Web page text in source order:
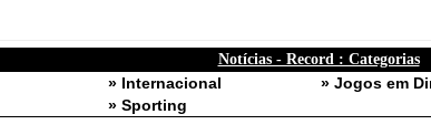
Notícias - Record : Categorias
» Internacional » Jogos em
» Sporting